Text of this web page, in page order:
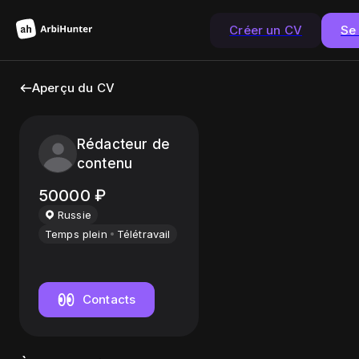
Créer un CV
Aperçu du CV
Rédacteur de
contenu
50000 ₽
Russie
Temps plein
Télétravail
Contacts